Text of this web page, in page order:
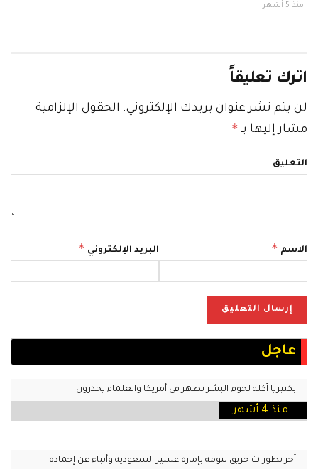
منذ 5 أشهر
اترك تعليقاً
لن يتم نشر عنوان بريدك الإلكتروني. الحقول الإلزامية
مشار إليها بـ *
التعليق
الاسم * البريد الإلكتروني *
عاجل
بكتيريا آكلة لحوم البشر تظهر في أمريكا والعلماء يحذرون
منذ 4 أشهر
آخر تطورات حريق تنومة بإمارة عسير السعودية وأنباء عن إخماده